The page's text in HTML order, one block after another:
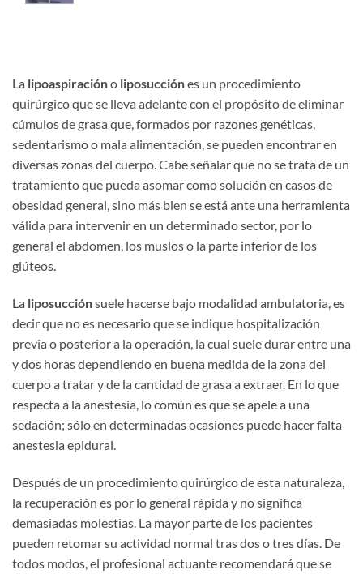
La lipoaspiracióno liposucciónes un procedimiento
quirúrgico que se lleva adelante con el propósito de eliminar
cúmulos de grasa que, formados por razones genéticas,
sedentarismo o mala alimentación, se pueden encontrar en
diversas zonas del cuerpo. Cabe señalar que no se trata de un
tratamiento que pueda asomar como solución en casos de
obesidad general, sino más bien se está ante una herramienta
válida para intervenir en un determinado sector, por lo
general el abdomen, los muslos o la parte inferior de los
glúteos.
La liposucciónsuele hacerse bajo modalidad ambulatoria, es
decir que no es necesario que se indique hospitalización
previa o posterior a la operación, la cual suele durar entre una
y dos horas dependiendo en buena medida de la zona del
cuerpo a tratar y de la cantidad de grasa a extraer. En lo que
respecta a la anestesia, lo común es que se apele a una
sedación; sólo en determinadas ocasiones puede hacer falta
anestesia epidural.
Después de un procedimiento quirúrgico de esta naturaleza,
la recuperación es por lo general rápida y no significa
demasiadas molestias. La mayor parte de los pacientes
pueden retomar su actividad normal tras dos o tres días. De
todos modos, el profesional actuante recomendará que se